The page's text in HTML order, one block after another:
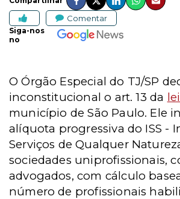
Comentar
Siga-nos
no
O Órgão Especial do TJ/SP
inconstitucional o art. 13 da
município de São Paulo. Ele
alíquota progressiva do ISS -
Serviços de Qualquer
sociedades uniprofissionais,
advogados,com cálculo
número de profissionais